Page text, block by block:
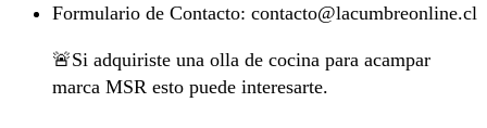
Formulario de Contacto: contacto@lacumbreonline.cl
🚨Si adquiriste una olla de cocina para acampar
marca MSR esto puede interesarte.